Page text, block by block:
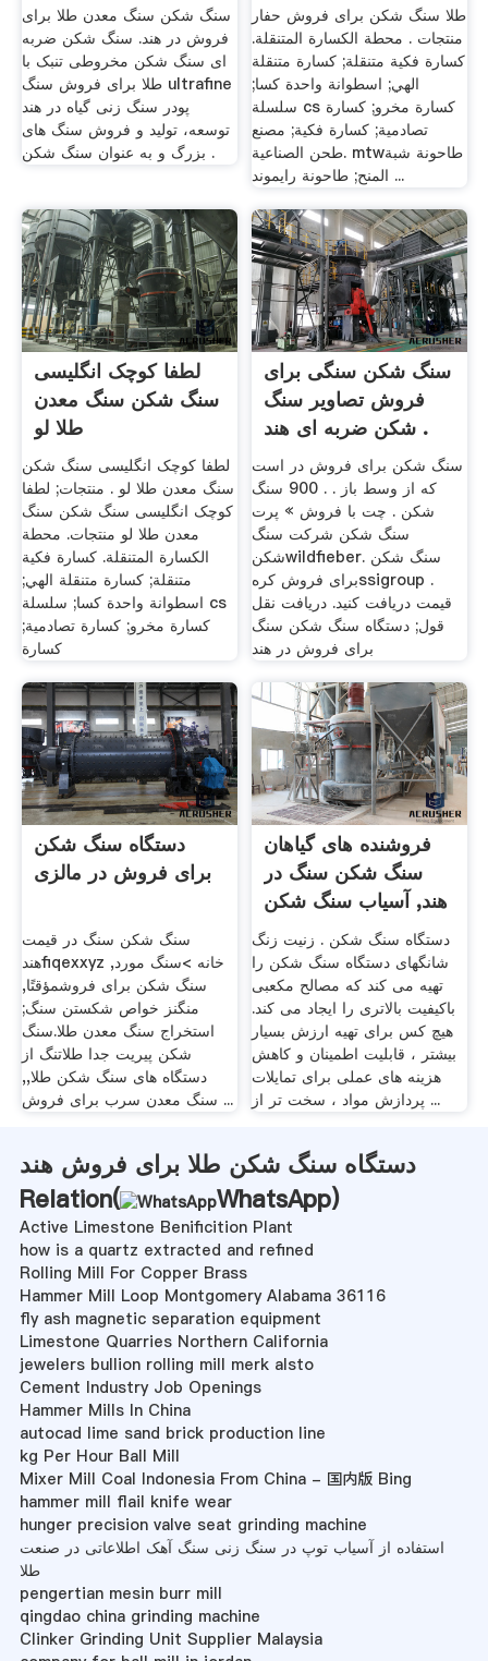
سنگ شکن سنگ معدن طلا برای
فروش در هند. سنگ شکن ضربه
ای سنگ شکن مخروطی تنبک با
طلا برای فروش سنگ ultrafine
پودر سنگ زنی گیاه در هند
توسعه، تولید و فروش سنگ های
بزرگ و به عنوان سنگ شکن .
طلا سنگ شکن برای فروش حفار
منتجات . محطة الكسارة المتنقلة.
كسارة فكية متنقلة; كسارة متنقلة
الهي; اسطوانة واحدة كسا;
سلسلة cs كسارة مخرو; كسارة
تصادمية; كسارة فكية; مصنع
طحن الصناعية. mtwطاحونة شبة
المنح; طاحونة رايموند ...
لطفا کوچک انگلیسی
سنگ شکن سنگ معدن
طلا لو
لطفا کوچک انگلیسی سنگ شکن
سنگ معدن طلا لو . منتجات; لطفا
کوچک انگلیسی سنگ شکن سنگ
معدن طلا لو منتجات. محطة
الكسارة المتنقلة. كسارة فكية
متنقلة; كسارة متنقلة الهي;
اسطوانة واحدة كسا; سلسلة cs
كسارة مخرو; كسارة تصادمية;
كسارة
سنگ شکن سنگی برای
فروش تصاویر سنگ
شکن ضربه ای هند .
سنگ شکن برای فروش در است
که از وسط باز . . 900 سنگ
شکن . چت با فروش » پرت
سنگ شکن شرکت سنگ
شکنwildfieber. سنگ شکن
برای فروش کرهssigroup .
قیمت دریافت کنید. دریافت نقل
قول; دستگاه سنگ شکن سنگ
برای فروش در هند
دستگاه سنگ شکن
برای فروش در مالزی
سنگ شکن سنگ در قیمت
هندfiqexxyz خانه >سنگ مورد,
سنگ شکن برای فروشمؤقتًا,
منگنز خواص شکستن سنگ;
استخراج سنگ معدن طلا.سنگ
شکن پیریت جدا طلاتنگ از
دستگاه های سنگ شکن طلا,,
سنگ معدن سرب برای فروش ...
فروشنده های گیاهان
سنگ شکن سنگ در
هند, آسیاب سنگ شکن
.
دستگاه سنگ شکن . زنیت زنگ
شانگهای دستگاه سنگ شکن را
تهیه می کند که مصالح مکعبی
باکیفیت بالاتری را ایجاد می کند.
هیچ کس برای تهیه ارزش بسیار
بیشتر ، قابلیت اطمینان و کاهش
هزینه های عملی برای تمایلات
پردازش مواد ، سخت تر از ...
دستگاه سنگ شکن طلا برای فروش هند
Relation(
WhatsApp)
Active Limestone Benificition Plant
how is a quartz extracted and refined
Rolling Mill For Copper Brass
Hammer Mill Loop Montgomery Alabama 36116
fly ash magnetic separation equipment
Limestone Quarries Northern California
jewelers bullion rolling mill merk alsto
Cement Industry Job Openings
Hammer Mills In China
autocad lime sand brick production line
kg Per Hour Ball Mill
Mixer Mill Coal Indonesia From China - 国内版 Bing
hammer mill flail knife wear
hunger precision valve seat grinding machine
استفاده از آسیاب توپ در سنگ زنی سنگ آهک اطلاعاتی در صنعت
طلا
pengertian mesin burr mill
qingdao china grinding machine
Clinker Grinding Unit Supplier Malaysia